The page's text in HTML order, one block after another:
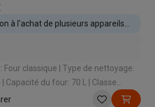
à l'achat de plusieurs appareils
| Type de nettoyage:
Air pulsé